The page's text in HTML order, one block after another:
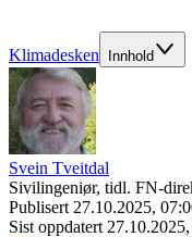
Klimadesken Innhold
Svein Tveitdal
Sivilingeniør, tidl. FN-
Publisert 27.10.2025,
Sist oppdatert 27.10.2025,